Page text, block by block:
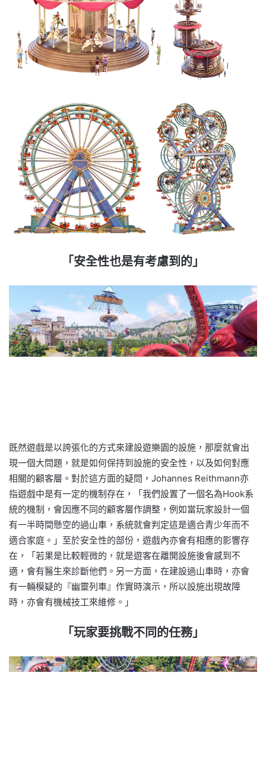
「安全性也是有考慮到的」
既然遊戲是以誇張化的方式來建設遊樂園的設施，那麼就會出
現一個大問題，就是如何保持到設施的安全性，以及如何對應
相關的顧客層。對於這方面的疑問，Johannes Reithmann亦
指遊戲中是有一定的機制存在，「我們設置了一個名為Hook系
統的機制，會因應不同的顧客層作調整，例如當玩家設計一個
有一半時間懸空的過山車，系統就會判定這是適合青少年而不
適合家庭。」至於安全性的部份，遊戲內亦會有相應的影響存
在，「若果是比較輕微的，就是遊客在離開設施後會感到不
適，會有醫生來診斷他們。另一方面，在建設過山車時，亦會
有一輛模疑的『幽靈列車』作實時演示，所以設施出現故障
時，亦會有機械技工來維修。」
「玩家要挑戰不同的任務」